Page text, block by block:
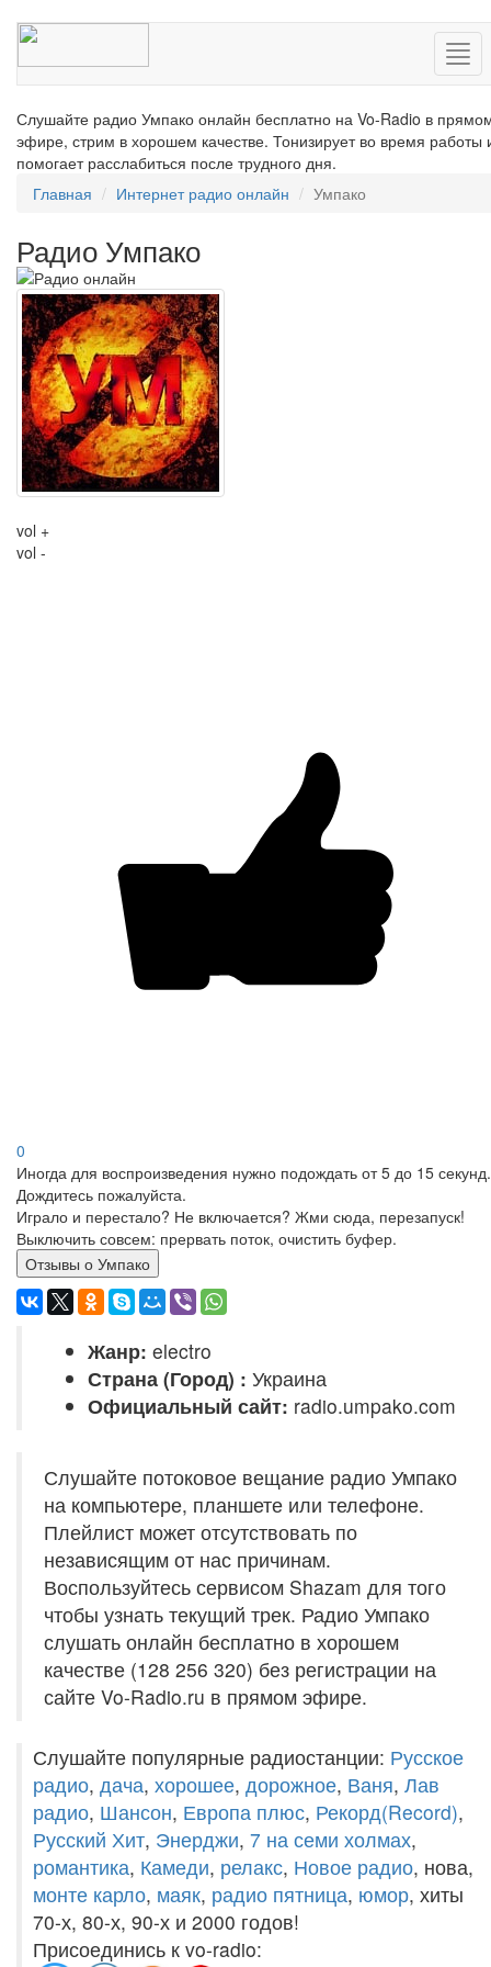
Слушайте радио Умпако онлайн бесплатно на Vo-Radio в
эфире, стрим в хорошем качестве. Тонизирует во время работы
помогает расслабиться после трудного дня.
Главная
Интернет радио онлайн Умпако
Радио Умпако
vol +
vol -
0
Иногда для воспроизведения нужно подождать от 5 до 15 секунд.
Дождитесь пожалуйста.
Играло и перестало? Не включается? Жми сюда, перезапуск!
Выключить совсем: прервать поток, очистить буфер.
Отзывы о Умпако
Жанр: electro
Страна (Город) : Украина
Официальный сайт: radio.umpako.com
Слушайте потоковое вещание радио Умпако
на компьютере, планшете или телефоне.
Плейлист может отсутствовать по
независящим от нас причинам.
Воспользуйтесь сервисом Shazam для того
чтобы узнать текущий трек. Радио Умпако
слушать онлайн бесплатно в хорошем
качестве (128 256 320) без регистрации на
сайте Vo-Radio.ru в прямом эфире.
Слушайте популярные радиостанции: Русское
радио, дача, хорошее, дорожное, Ваня, Лав
радио, Шансон, Европа плюс, Рекорд(Record),
Русский Хит, Энерджи, 7 на семи холмах,
романтика, Камеди, релакс, Новое радио, нова,
монте карло, маяк, радио пятница, юмор, хиты
70-х, 80-х, 90-х и 2000 годов!
Присоединись к vo-radio: